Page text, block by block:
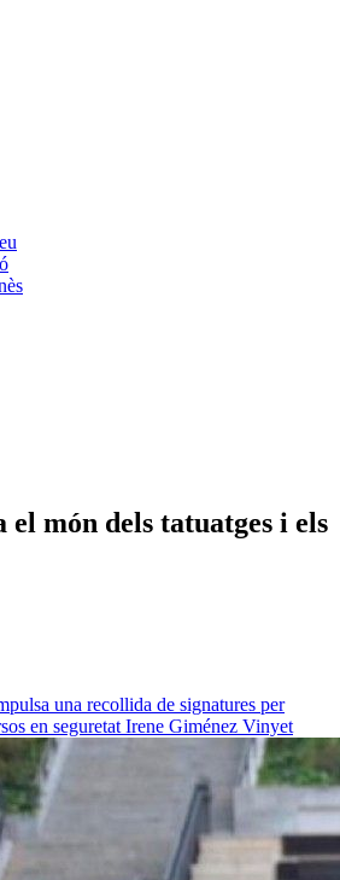
món dels tatuatges i els
una recollida de signatures per
en seguretat Irene Giménez Vinyet